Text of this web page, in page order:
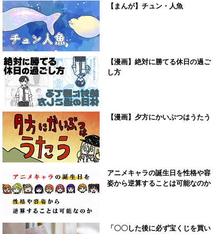
【まんが】チュン・人魚
【漫画】絶対に勝てる休日の過ご
し方
【漫画】夕方にかいぶつはうたう
アニメキャラの誕生日を性格や容
姿から逆算することは可能なのか
「〇〇した後に必ず宝くじを買い